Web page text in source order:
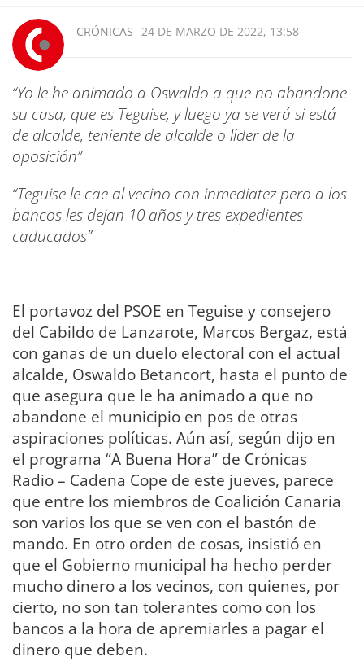
CRÓNICAS 24 DE MARZO DE 2022, 13:58
“Yo le he animado a Oswaldo a que no abandone
su casa, que es Teguise, y luego ya se verá si está
de alcalde, teniente de alcalde o líder de la
oposición”
“Teguise le cae al vecino con inmediatez pero a los
bancos les dejan 10 años y tres expedientes
caducados”
El portavoz del PSOE en Teguise y consejero
del Cabildo de Lanzarote, Marcos Bergaz, está
con ganas de un duelo electoral con el actual
alcalde, Oswaldo Betancort, hasta el punto de
que asegura que le ha animado a que no
abandone el municipio en pos de otras
aspiraciones políticas. Aún así, según dijo en
el programa “A Buena Hora” de Crónicas
Radio – Cadena Cope de este jueves, parece
que entre los miembros de Coalición Canaria
son varios los que se ven con el bastón de
mando. En otro orden de cosas, insistió en
que el Gobierno municipal ha hecho perder
mucho dinero a los vecinos, con quienes, por
cierto, no son tan tolerantes como con los
bancos a la hora de apremiarles a pagar el
dinero que deben.